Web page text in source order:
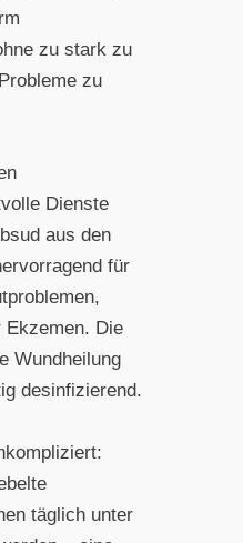
zu stark zu
zu
Dienste
aus den
für
Ekzemen. Die
Wundheilung
desinfizierend.
täglich unter